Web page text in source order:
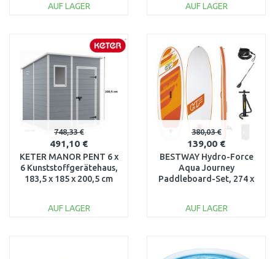
AUF LAGER
WARENKORB
Vergleichen
AUF LAGER
Vergleichen
748,33 €
491,10 €
KETER MANOR PENT 6 x
6 Kunststoffgerätehaus,
183,5 x 185 x 200,5 cm
AUF LAGER
380,03 €
139,00 €
BESTWAY Hydro-Force
Aqua Journey
Paddleboard-Set, 274 x
AUF LAGER